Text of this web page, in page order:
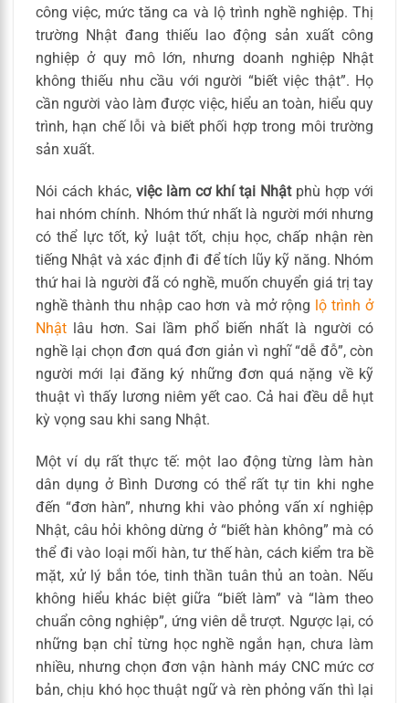
công việc, mức tăng ca và lộ trình nghề nghiệp. Thị
trường Nhật đang thiếu lao động sản xuất công
nghiệp ở quy mô lớn, nhưng doanh nghiệp Nhật
không thiếu nhu cầu với người “biết việc thật”. Họ
cần người vào làm được việc, hiểu an toàn, hiểu quy
trình, hạn chế lỗi và biết phối hợp trong môi trường
sản xuất.
Nói cách khác, việc làm cơ khí tại Nhậtphù hợp với
hai nhóm chính. Nhóm thứ nhất là người mới nhưng
có thể lực tốt, kỷ luật tốt, chịu học, chấp nhận rèn
tiếng Nhật và xác định đi để tích lũy kỹ năng. Nhóm
thứ hai là người đã có nghề, muốn chuyển giá trị tay
nghề thành thu nhập cao hơn và mở rộng lộ trình ở
Nhật lâu hơn. Sai lầm phổ biến nhất là người có
nghề lại chọn đơn quá đơn giản vì nghĩ “dễ đỗ”, còn
người mới lại đăng ký những đơn quá nặng về kỹ
thuật vì thấy lương niêm yết cao. Cả hai đều dễ hụt
kỳ vọng sau khi sang Nhật.
Một ví dụ rất thực tế: một lao động từng làm hàn
dân dụng ở Bình Dương có thể rất tự tin khi nghe
đến “đơn hàn”, nhưng khi vào phỏng vấn xí nghiệp
Nhật, câu hỏi không dừng ở “biết hàn không” mà có
thể đi vào loại mối hàn, tư thế hàn, cách kiểm tra bề
mặt, xử lý bắn tóe, tinh thần tuân thủ an toàn. Nếu
không hiểu khác biệt giữa “biết làm” và “làm theo
chuẩn công nghiệp”, ứng viên dễ trượt. Ngược lại, có
những bạn chỉ từng học nghề ngắn hạn, chưa làm
nhiều, nhưng chọn đơn vận hành máy CNC mức cơ
bản, chịu khó học thuật ngữ và rèn phỏng vấn thì lại